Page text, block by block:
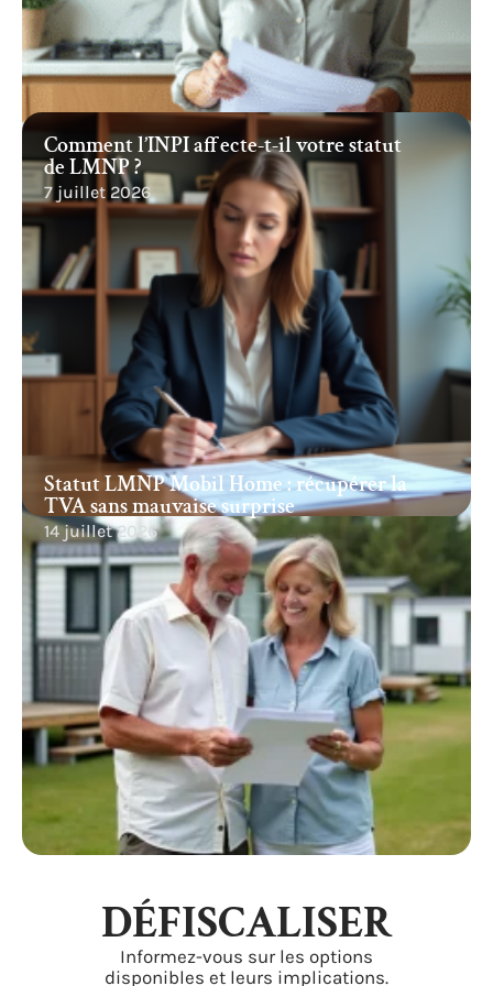
Statut LMNP Mobil Home : récupérer la
TVA sans mauvaise surprise
14 juillet 2026
Comment l’INPI affecte-t-il votre statut
de LMNP ?
7 juillet 2026
DÉFISCALISER
Informez-vous sur les options
disponibles et leurs implications.